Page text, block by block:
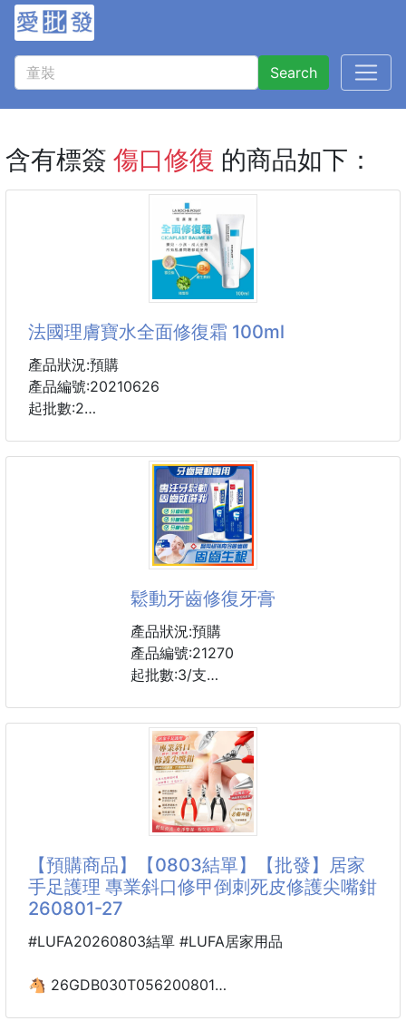
Search
含有標簽 傷口修復 的商品如下：
法國理膚寶水全面修復霜 100ml
產品狀況:預購
產品編號:20210626
起批數:2
天氣變化肌膚受到刺激容易敏感乾燥， 甚至粗糙泛紅
脫皮，這時膚寶水全面修復霜，神奇的小救兵~
添加了高濃度 5% 維生素原 B5 的修復霜，立即舒緩皮
保濕，推開後迅速吸收不黏膩，適合居家常備、隨身攜
帶使用。嫰咪咪的初生嬰兒、小朋友、成人，都適用~
質地舒適，滋潤保濕，推開後迅速吸收不黏膩！
👉高濃度5%有效修復成分維生素原B5
👉舒緩修復各種肌膚問題
👉可做為急救修復日常保養避免留下疤痕
鬆動牙齒修復牙膏
產品狀況:預購
產品編號:21270
起批數:3/支
功能:防蛀/固齒/護齦
容量:120g
【預購商品】【0803結單】【批發】居家
手足護理 專業斜口修甲倒刺死皮修護尖嘴鉗
260801-27
#LUFA20260803結單 #LUFA居家用品
🐴 26GDB030T056200801